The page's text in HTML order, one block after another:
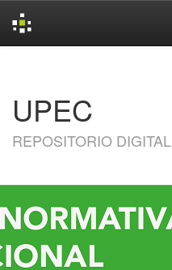
UPEC
REPOSITORIO DIGITAL